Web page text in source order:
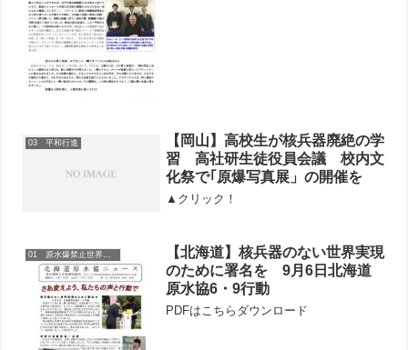
03 平和行進
【岡山】高校生が核兵器廃絶の学
習 高社研生徒役員会議 校内文
化祭で｢原爆写真展」の開催を
▲クリック！
01 原水爆禁止世界大会
【北海道】核兵器のない世界実現
のために署名を 9月6日北海道
原水協6・9行動
PDFはこちらダウンロード